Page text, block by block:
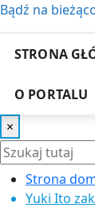
Bądź na
STRONA
O PORTALU
×
Strona
Yuki Ito